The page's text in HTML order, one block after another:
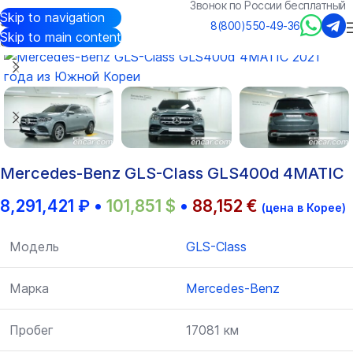
Skip to navigation
Skip to main content
Звонок по России бесплатный
8(800)550-49-36
Авто из Кореи/Каталог Mercedes-Benz/GLS-Class
Mercedes-Benz GLS-Class GLS400d 4MATIC
8,291,421 ₽ • 101,851 $ • 88,152 € (цена в Корее)
Модель GLS-Class
Марка Mercedes-Benz
Пробег 17081 км